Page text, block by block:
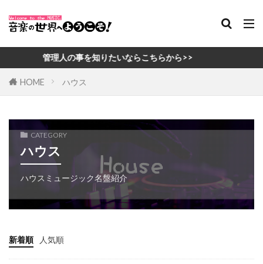
管理人の事を知りたいならこちらから>>
HOME ハウス
CATEGORY
ハウス
ハウスミュージック名盤紹介
新着順 人気順